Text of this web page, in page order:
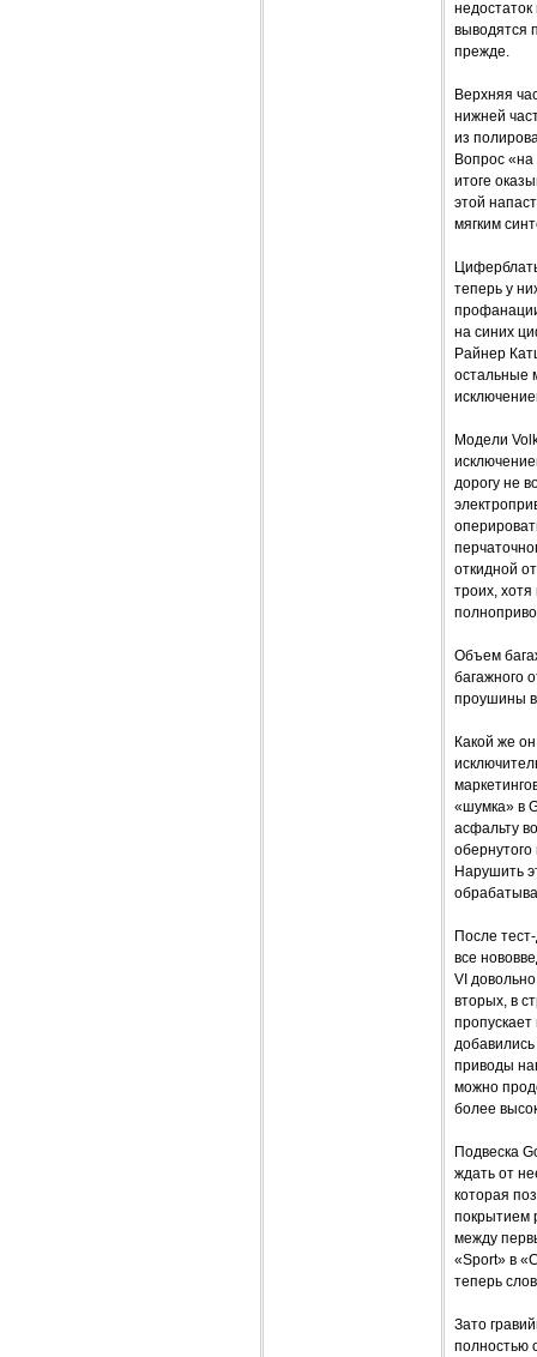
выводятся
прежде.
Верхняя
нижней
из
Вопрос
итоге
этой
мягким
теперь у
на синих
Райнер
остальные
Модели
дорогу не
откидной
троих,
Объем
багажного
проушины
Какой же
«шумка» в
асфальту
Нарушить
После
все
VI
вторых, в
приводы
можно
более
Подвеска
ждать от
которая
покрытием
между
«Sport» в
теперь
Зато
полностью